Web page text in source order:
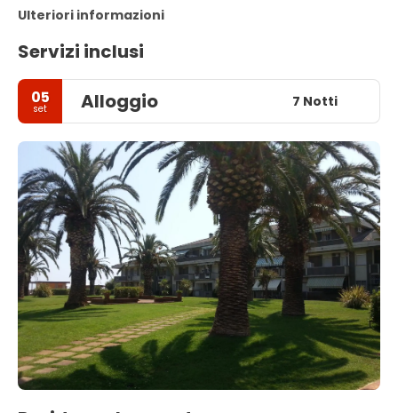
Ulteriori informazioni
Servizi inclusi
05
set Alloggio 7 Notti